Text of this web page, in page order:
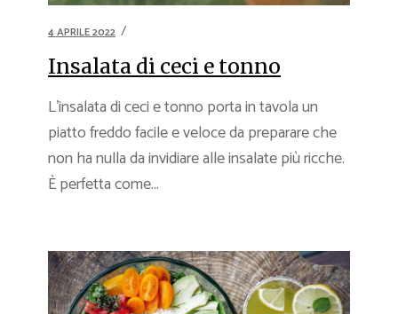
4 APRILE 2022
Insalata di ceci e tonno
L’insalata di ceci e tonno porta in tavola un
piatto freddo facile e veloce da preparare che
non ha nulla da invidiare alle insalate più ricche.
È perfetta come...